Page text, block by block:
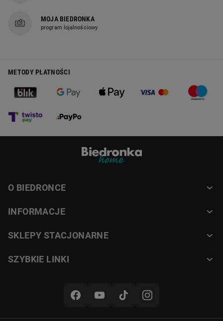
MOJA BIEDRONKA
program lojalnościowy
METODY PŁATNOŚCI
O BIEDRONCE
INFORMACJE
SKLEPY STACJONARNE
SZYBKIE LINKI